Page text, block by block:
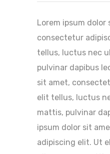
Lorem ipsum dolor
consectetur
tellus, luctus nec
pulvinar dapibus
sit amet,
elit tellus, luctus
mattis, pulvinar
ipsum dolor sit
adipiscing elit. Ut